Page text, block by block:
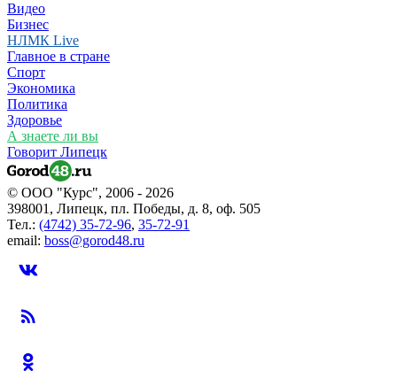
Видео
Бизнес
НЛМК Live
Главное в стране
Спорт
Экономика
Политика
Здоровье
А знаете ли вы
Говорит Липецк
© ООО "Курс", 2006 - 2026
398001, Липецк, пл. Победы, д. 8, оф. 505
Тел.: (4742) 35-72-96, 35-72-91
email: boss@gorod48.ru